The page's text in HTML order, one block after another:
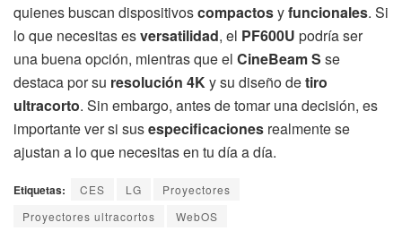
quienes buscan dispositivoscompactosyfuncionales. Si
lo que necesitas esversatilidad, el PF600U podría ser
una buena opción, mientras que el CineBeam S se
destaca por su resolución 4Ky su diseño detiro
ultracorto. Sin embargo, antes de tomar una decisión, es
importante ver si susespecificaciones realmente se
ajustan a lo que necesitas en tu día a día.
Etiquetas: CES LG
Proyectores
Proyectores ultracortos
WebOS